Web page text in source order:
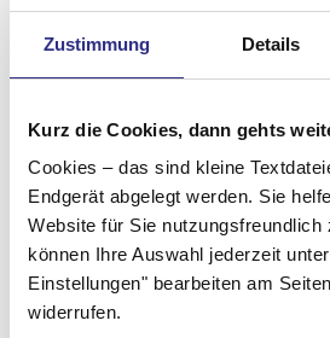
Zustimmung Details
Kurz die Cookies, dann gehts
Cookies – das sind kleine
Endgerät abgelegt werden. Sie
Website für Sie nutzungsfreundlich
können Ihre Auswahl jederzeit
Einstellungen" bearbeiten am
widerrufen.
Mai 2022
April 2022
März 2022
Februar 2022
Januar 2022
Dezember 2021